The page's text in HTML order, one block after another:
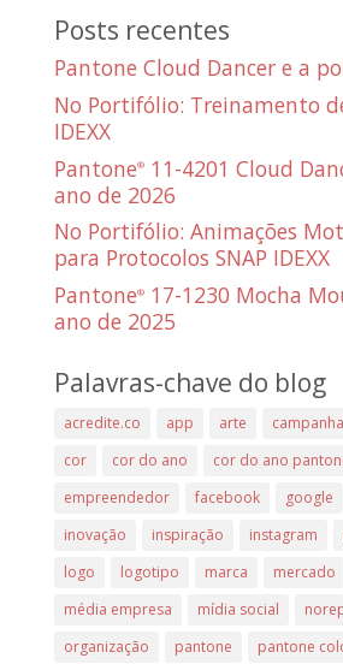
Posts recentes
Pantone Cloud Dancer e a
No Portifólio: Treinamento
IDEXX
Pantone®11-4201 Cloud
ano de 2026
No Portifólio: Animações
para Protocolos SNAP IDEXX
Pantone®17-1230 Mocha
ano de 2025
Palavras-chave do blog
acredite.co app arte campanha
cor
cor do ano cor do ano
empreendedor
facebook google
inovação
inspiração instagram
logo
logotipo marca mercado
média empresa
mídia social
organização
pantone
pantone